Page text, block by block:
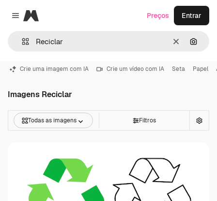
Close menu
Magnific
Limpar
Preços Entrar
Crie uma imagem com IA Crie um vídeo com IA Seta Papel
Imagens Reciclar
Todas as imagens Filtros